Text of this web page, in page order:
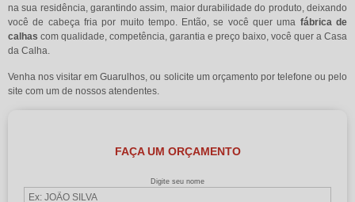
na sua residência, garantindo assim, maior durabilidade do produto, deixando
você de cabeça fria por muito tempo. Então, se você quer uma fábrica de
calhas com qualidade, competência, garantia e preço baixo, você quer a Casa
da Calha.
Venha nos visitar em Guarulhos, ou solicite um orçamento por telefone ou pelo
site com um de nossos atendentes.
FAÇA UM ORÇAMENTO
Digite seu nome